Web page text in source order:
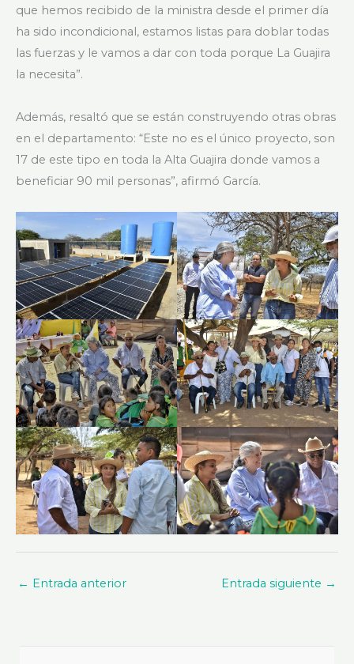
que hemos recibido de la ministra desde el primer día
ha sido incondicional, estamos listas para doblar todas
las fuerzas y le vamos a dar con toda porque La Guajira
la necesita”.
Además, resaltó que se están construyendo otras obras
en el departamento: “Este no es el único proyecto, son
17 de este tipo en toda la Alta Guajira donde vamos a
beneficiar 90 mil personas”, afirmó García.
← Entrada anterior Entrada siguiente →